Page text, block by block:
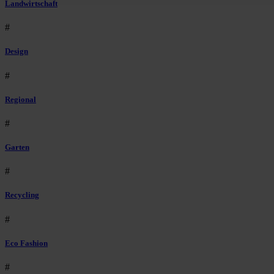
Landwirtschaft
#
Design
#
Regional
#
Garten
#
Recycling
#
Eco Fashion
#